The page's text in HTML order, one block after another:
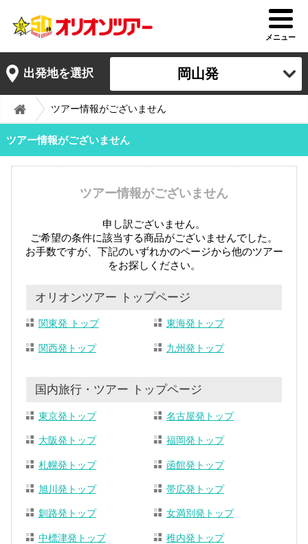
メニュー
出発地を選択 岡山発
ツアー情報がございません
ツアー情報がございません
ツアー情報がございません
申し訳ございません。
ご希望の条件に該当する商品がございませんでした。
お手数ですが、下記のいずれかのページから他のツアー
をお探しください。
オリオンツアー トップページ
関東発 トップ 東海発トップ
関西発トップ 九州発トップ
国内旅行・ツアー トップページ
東京発トップ 名古屋発トップ
大阪発トップ 福岡発トップ
札幌発トップ 函館発トップ
旭川発トップ 帯広発トップ
釧路発トップ 女満別発トップ
中標津発トップ 稚内発トップ